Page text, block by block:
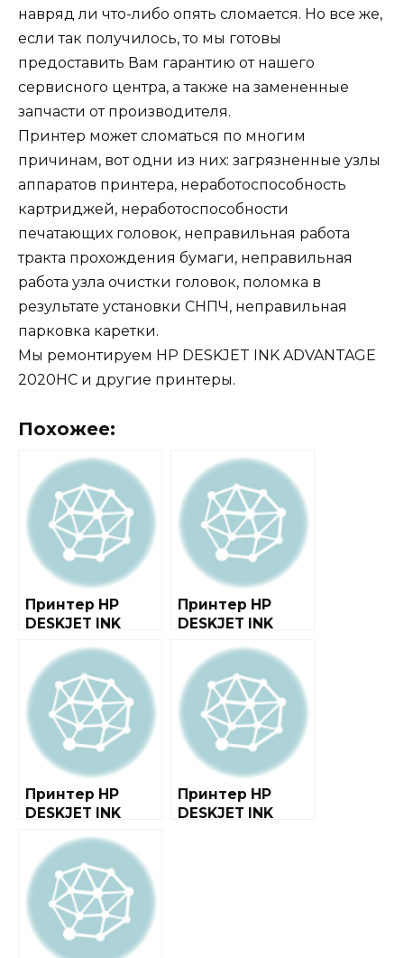
навряд ли что-либо опять сломается. Но все же,
если так получилось, то мы готовы
предоставить Вам гарантию от нашего
сервисного центра, а также на замененные
запчасти от производителя.
Принтер может сломаться по многим
причинам, вот одни из них: загрязненные узлы
аппаратов принтера, неработоспособность
картриджей, неработоспособности
печатающих головок, неправильная работа
тракта прохождения бумаги, неправильная
работа узла очистки головок, поломка в
результате установки СНПЧ, неправильная
парковка каретки.
Мы ремонтируем HP DESKJET INK ADVANTAGE
2020HC и другие принтеры.
Похожее:
Принтер HP
DESKJET INK
ALL-IN-ONE
Принтер HP
DESKJET INK
E-ALL-IN-ONE
Принтер HP
DESKJET INK
ALL-IN-ONE
Принтер HP
DESKJET INK